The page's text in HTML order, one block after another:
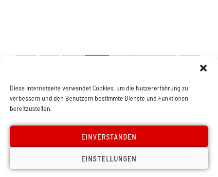
Diese Internetseite verwendet Cookies, um die Nutzererfahrung zu
verbessern und den Benutzern bestimmte Dienste und Funktionen
bereitzustellen.
EINVERSTANDEN
EINSTELLUNGEN